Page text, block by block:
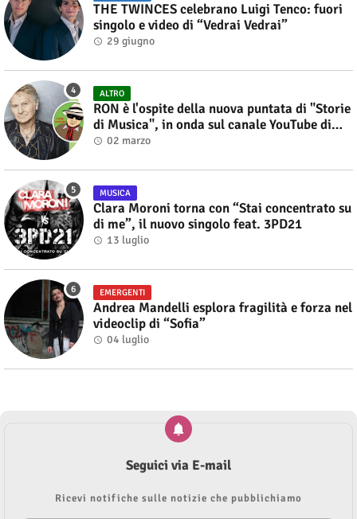
THE TWINCES celebrano Luigi Tenco: fuori
singolo e video di “Vedrai Vedrai”
29 giugno
ALTRO
RON è l'ospite della nuova puntata di "Storie
di Musica", in onda sul canale YouTube di
Alberto Salerno
02 marzo
MUSICA
Clara Moroni torna con “Stai concentrato su
di me”, il nuovo singolo feat. 3PD21
13 luglio
EMERGENTI
Andrea Mandelli esplora fragilità e forza nel
videoclip di “Sofia”
04 luglio
Seguici via E-mail
Ricevi notifiche sulle notizie che pubblichiamo